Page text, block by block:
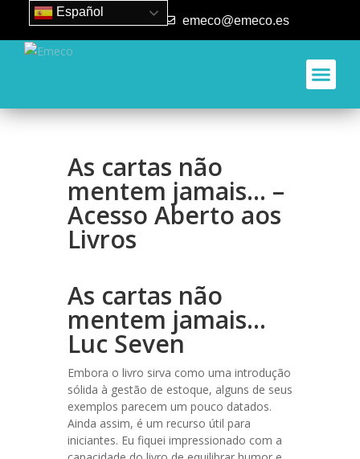
93 840 50 80 emeco@emeco.es
As cartas não
mentem jamais… –
Acesso Aberto aos
Livros
As cartas não
mentem jamais…
Luc Seven
Embora o livro sirva como uma introdução
sólida à gestão de estoque, alguns de seus
exemplos parecem um pouco datados.
Ainda assim, é um recurso útil para
iniciantes. Eu fiquei impressionado com a
Español